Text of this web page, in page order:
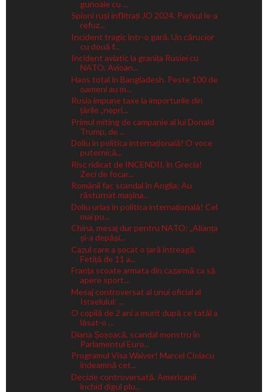
gunoaie cu ...
Spioni ruși inflitrați JO 2024. Parisul le-a
refuz...
Incident tragic într-o gară. Un cărucior
cu două f...
Incident aviatic la granița Rusiei cu
NATO. Avioan...
Haos total în Bangladesh. Peste 100 de
oameni au m...
Rusia impune taxe la importurile din
țările „nepri...
Primul miting de campanie al lui Donald
Trump, de ...
Doliu în politica internațională! O voce
puternică...
Risc ridicat de INCENDII, în Grecia!
Zeci de focar...
Românii fac scandal în Anglia: Au
răsturnat mașina...
Doliu uriaș în politica internațională! Cel
mai pu...
China, mesaj dur pentru NATO: „Alianța
și-a depăși...
Cazul care a șocat o țară întreagă.
Fetiță de 11 a...
Franța scoate armata din cazarmă ca să
apere sport...
Mesaj controversat al unui oficial al
Israelului: ...
O copilă de 2 ani a murit după ce tatăl a
lăsat-o ...
Diana Șoșoacă, scandal monstru în
Parlamentul Euro...
Programul Visa Waiver! Marcel Ciolacu
îndeamnă cet...
Decizie controversată. Americanii
închid digul plu...